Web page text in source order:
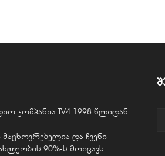
კომპანია TV4 1998 წლიდან
და ჩვენი
90%-ს მოიცავს